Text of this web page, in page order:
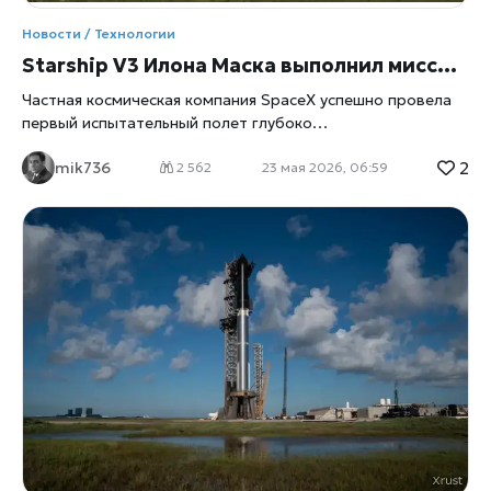
проектов искусственного интеллекта.
Новости / Технологии
Starship V3 Илона Маска выполнил миссию и рухнул в океан за месяц до рекордного IPO
Частная космическая компания SpaceX успешно провела
первый испытательный полет глубоко
пишет xrust. Старт, состоявшийся вечером 22 мая с
программы разработки и, по мнению экспертов,
приблизил компанию Илона Маска к коммерческому
запуску самой мощной ракеты в истории. Ключевая
особенность этого пуска — он прошел всего за месяц до
выхода SpaceX на биржу, что делает успех миссии
критически важным для инвесторов. Гигантская 120-
метровая конструкция (выше 40-этажного дома)
оторвалась от стартового стола на базе Starbase
неподалеку от Браунсвилла (штат Техас) в 17:30 по
местному времени (00:30 мск). Прямую трансляцию вели
десятки каналов, а за происходящим в центре
управления наблюдали сотрудники, чьи эмоции от криков
mik736 2 562 23 мая 2026, 06:59 2